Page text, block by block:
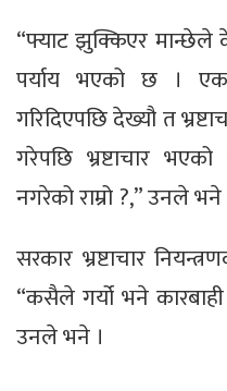
“फ्याट झुक्किएर मान्छेले
पर्याय भएको छ । एक
गरिदिएपछि देख्यौ त
गरेपछि भ्रष्टाचार
नगरेको राम्रो ?,” उनले भने
सरकार भ्रष्टाचार
“कसैले गर्यो भने
उनले भने ।